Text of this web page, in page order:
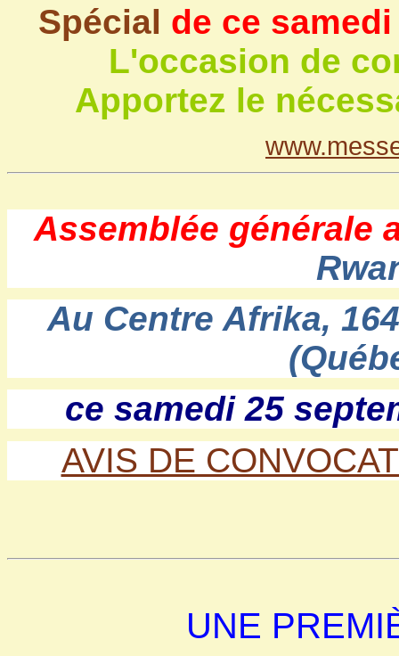
Spécial de ce samedi
L'occasion de
Apportez le
Assemblée générale
Au Centre Afrika,
ce samedi 25
AVIS DE
UNE